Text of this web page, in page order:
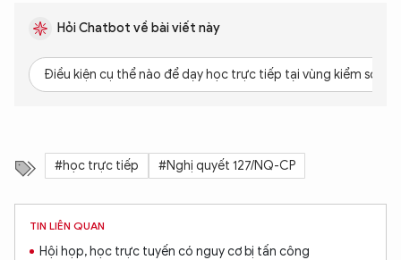
Hỏi Chatbot về bài viết này
Điều kiện cụ thể nào để dạy học trực tiếp tại vùng kiểm soát
#học trực tiếp #Nghị quyết 127/NQ-CP
TIN LIÊN QUAN
Hội họp, học trực tuyến có nguy cơ bị tấn công
TÔI LÀ CHATBOT CỦA
Hãy hỏi tôi bất kỳ điều gì bạn cần biết về
An Ninh Thủ Đô nhé. Tôi sẵn sàng hỗ trợ!